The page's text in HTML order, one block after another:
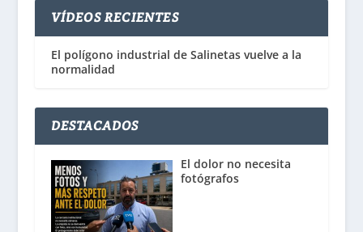
VÍDEOS RECIENTES
El polígono industrial de Salinetas vuelve a la
normalidad
DESTACADOS
El dolor no necesita
fotógrafos